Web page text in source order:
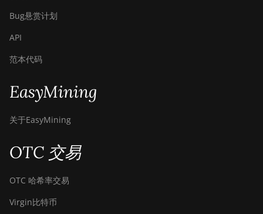
Bug悬赏计划
API
范本代码
EasyMining
关于EasyMining
OTC 交易
OTC 哈希率交易
Virgin比特币